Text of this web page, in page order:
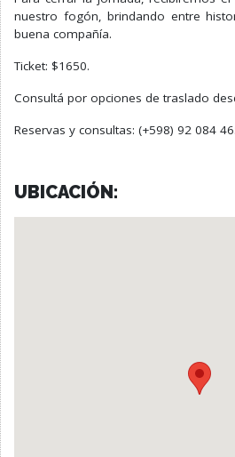
nuestro fogón, brindando entre
buena compañía.
Ticket: $1650.
Consultá por opciones de traslado
Reservas y consultas: (+598) 92 084
UBICACIÓN: